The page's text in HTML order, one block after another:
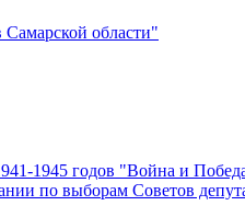
области"
1945 годов "Война и
по выборам Советов